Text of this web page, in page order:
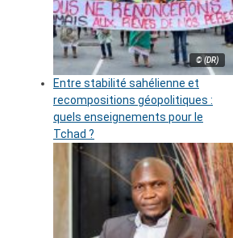
© (DR)
Entre stabilité sahélienne et
recompositions géopolitiques :
quels enseignements pour le
Tchad ?